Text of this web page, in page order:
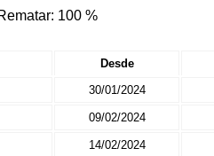
100 %
Desde
30/01/2024
09/02/2024
14/02/2024